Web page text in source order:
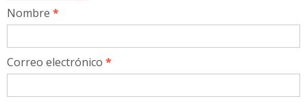
Nombre *
Correo electrónico *